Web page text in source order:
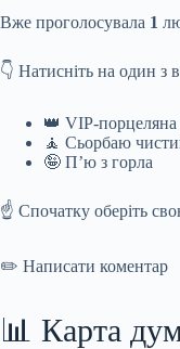
Вже проголосувала 1
👇 Натисніть на один з
👑 VIP-порцеляна
🧘 Сьорбаю
🤪 П’ю з горла
☝️ Спочатку оберіть
✏️ Написати коментар
📊 Карта